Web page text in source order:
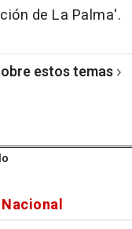
de La Palma'.
estos temas